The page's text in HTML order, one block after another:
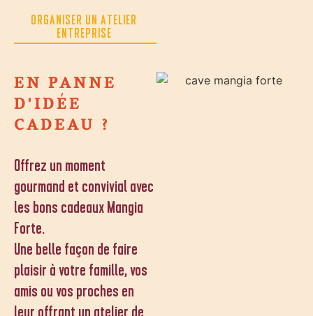
ORGANISER UN ATELIER
ENTREPRISE
EN PANNE
D'IDÉE
CADEAU ?
Offrez un moment
gourmand et convivial avec
les bons cadeaux Mangia
Forte.
Une belle façon de faire
plaisir à votre famille, vos
amis ou vos proches en
leur offrant un atelier de